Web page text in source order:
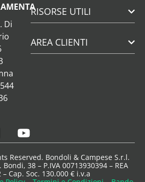
Di
RISORSE UTILI
AREA CLIENTI
Reserved. Bondoli & Campese S.r.l.
Bondi, 38 – P.IVA 00713930394 – REA
– Cap. Soc. 130.000 € i.v.a